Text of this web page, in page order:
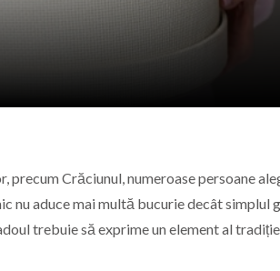
Crăciunul, numeroase persoane
nu aduce mai multă bucurie decât simplul
trebuie să exprime un element al